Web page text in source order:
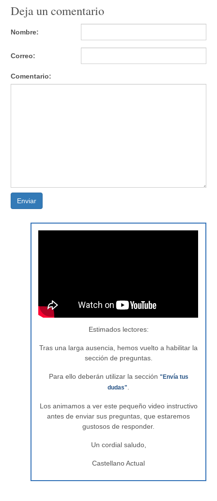
Deja un comentario
Nombre:
Correo:
Comentario:
Enviar
Estimados lectores:
Tras una larga ausencia, hemos vuelto a habilitar la
sección de preguntas.
Para ello deberán utilizar la sección "Envía tus
dudas".
Los animamos a ver este pequeño video instructivo
antes de enviar sus preguntas, que estaremos
gustosos de responder.
Un cordial saludo,
Castellano Actual